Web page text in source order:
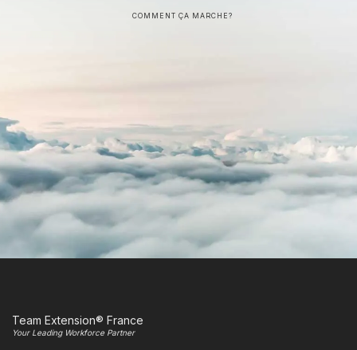
COMMENT ÇA MARCHE?
Team Extension® France
Your Leading Workforce Partner